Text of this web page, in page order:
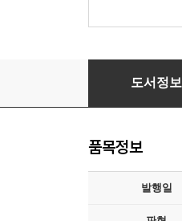
과학과 정신과학
도서정보
품목정보
발행일